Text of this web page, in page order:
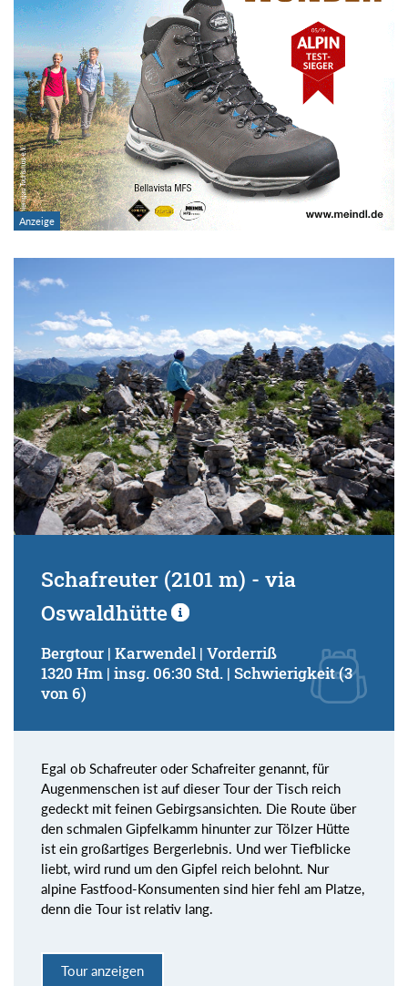
Schafreuter (2101 m) - via
Oswaldhütte
Bergtour | Karwendel | Vorderriß
1320 Hm | insg. 06:30 Std. | Schwierigkeit (3
von 6)
Egal ob Schafreuter oder Schafreiter genannt, für
Augenmenschen ist auf dieser Tour der Tisch reich
gedeckt mit feinen Gebirgsansichten. Die Route über
den schmalen Gipfelkamm hinunter zur Tölzer Hütte
ist ein großartiges Bergerlebnis. Und wer Tiefblicke
liebt, wird rund um den Gipfel reich belohnt. Nur
alpine Fastfood-Konsumenten sind hier fehl am Platze,
denn die Tour ist relativ lang.
Tour anzeigen